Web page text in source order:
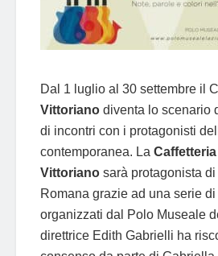
Dal 1 luglio al 30 settembre il
Vittoriano diventa lo scenario
di incontri con i protagonisti
contemporanea. La Caffetteria
Vittoriano sarà protagonista
Romana grazie ad una serie
organizzati dal Polo Museale
direttrice Edith Gabrielli ha